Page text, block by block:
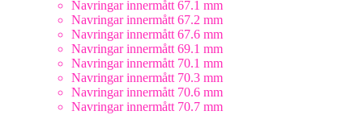
Navringar innermått 67.1 mm
Navringar innermått 67.2 mm
Navringar innermått 67.6 mm
Navringar innermått 69.1 mm
Navringar innermått 70.1 mm
Navringar innermått 70.3 mm
Navringar innermått 70.6 mm
Navringar innermått 70.7 mm